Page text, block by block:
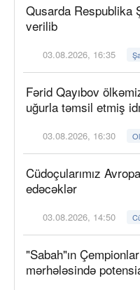
Qusarda Respublika
verilib
03.08.2026, 16:35
Fərid Qayıbov
uğurla təmsil etmiş
03.08.2026, 16:30
Cüdoçularımız
edəcəklər
03.08.2026, 14:50
"Sabah"ın
mərhələsində